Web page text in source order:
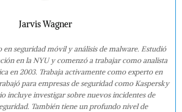
Jarvis Wagner
en seguridad móvil y análisis de malware. Estudió
en la NYU y comenzó a trabajar como analista
en 2003. Trabaja activamente como experto en
para empresas de seguridad como Kaspersky
incluye investigar sobre nuevos incidentes de
También tiene un profundo nivel de